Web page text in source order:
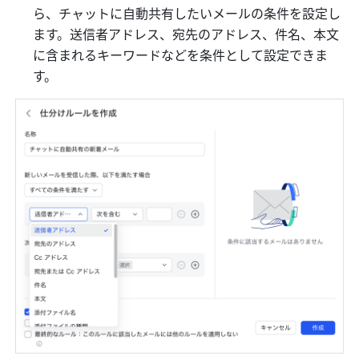
ら、チャットに自動共有したいメールの条件を設定し
ます。送信者アドレス、宛先のアドレス、件名、本文
に含まれるキーワードなどを条件として設定できま
す。